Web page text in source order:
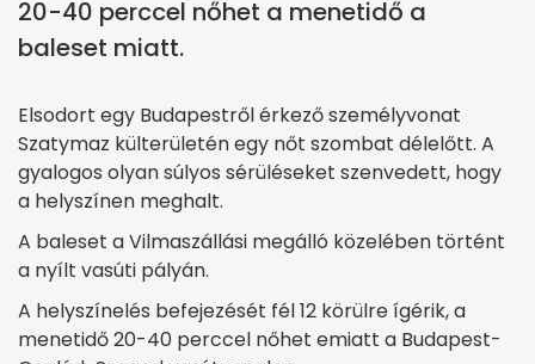
20-40 perccel nőhet a menetidő a
baleset miatt.
Elsodort egy Budapestről érkező személyvonat
Szatymaz külterületén egy nőt szombat délelőtt. A
gyalogos olyan súlyos sérüléseket szenvedett, hogy
a helyszínen meghalt.
A baleset a Vilmaszállási megálló közelében történt
a nyílt vasúti pályán.
A helyszínelés befejezését fél 12 körülre ígérik, a
menetidő 20-40 perccel nőhet emiatt a Budapest-